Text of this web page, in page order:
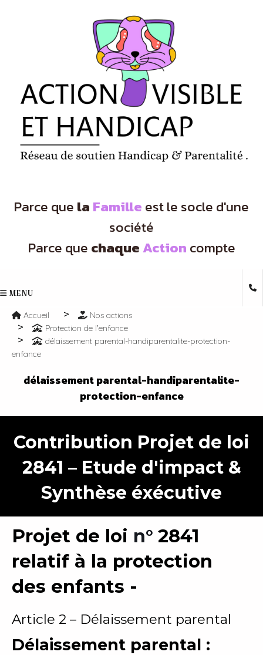
Parce que la Famille est le socle d'une
société
Parce que chaqueAction compte
MENU
Accueil
Nos actions
Protection de l'enfance
délaissement parental-handiparentalite-protection-
enfance
délaissement parental-handiparentalite-
protection-enfance
Contribution Projet de loi
2841 – Etude d'impact &
Synthèse éxécutive
Projet de loi n° 2841
relatif à la protection
des enfants -
Article 2 – Délaissement parental
Délaissement parental :